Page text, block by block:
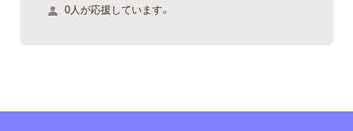
0人が応援しています。